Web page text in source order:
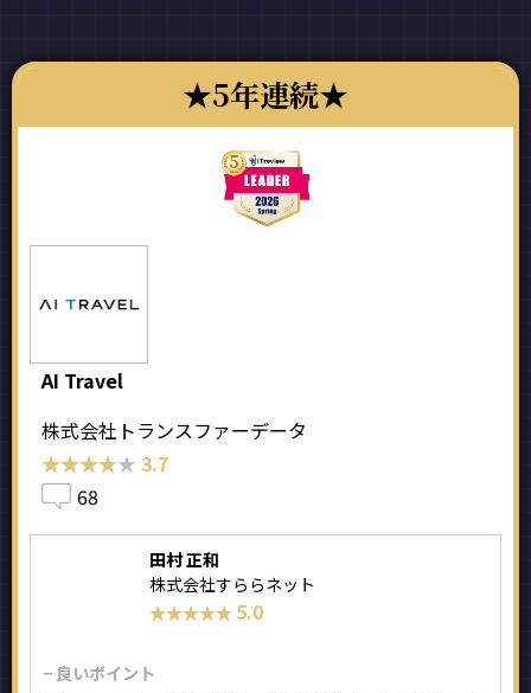
5年連続
AI Travel
株式会社トランスファーデータ
★★★★★
★★★★★ 3.7
68
田村 正和
株式会社すららネット
★★★★★
★★★★★ 5.0
− 良いポイント